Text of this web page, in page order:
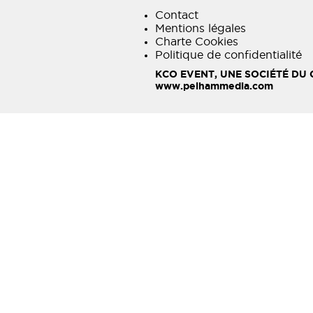
Contact
Mentions légales
Charte Cookies
Politique de confidentialité
KCO EVENT, UNE SOCIÉTÉ
www.pelhammedia.com